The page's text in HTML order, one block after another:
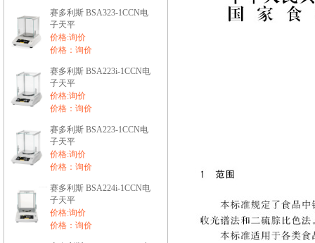
赛多利斯 BSA323-1CCN电
子天平
价格:询价
价格：询价
赛多利斯 BSA223i-1CCN电
子天平
价格:询价
价格：询价
赛多利斯 BSA223-1CCN电
子天平
价格:询价
价格：询价
赛多利斯 BSA224i-1CCN电
子天平
价格:询价
价格：询价